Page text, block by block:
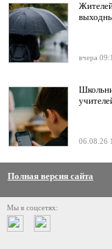
вчера
06.08.26
Полная версия сайта
Мы в соцсетях: